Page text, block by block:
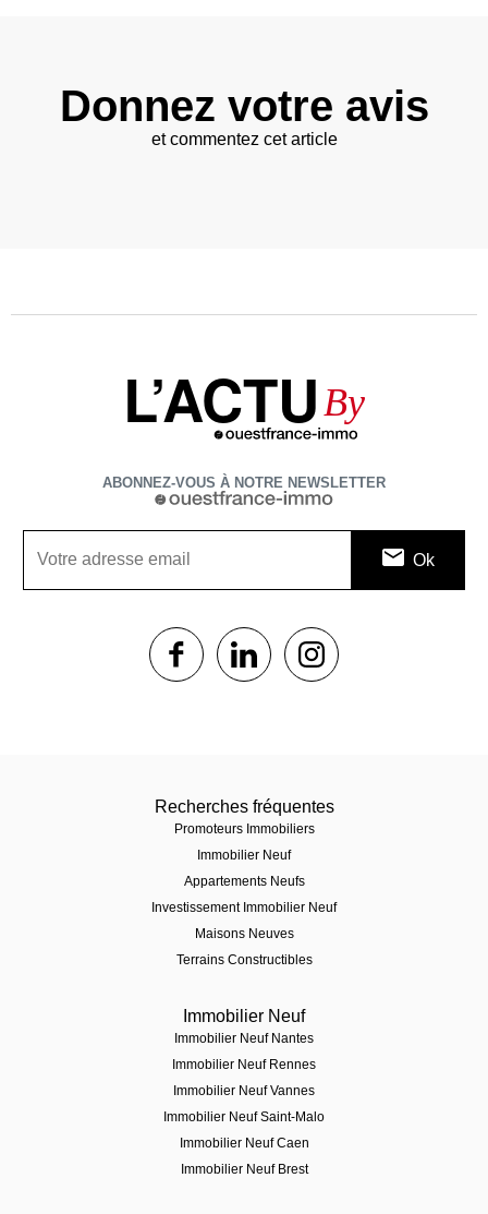
Donnez votre avis
et commentez cet article
L’ACTU By
ABONNEZ-VOUS À NOTRE NEWSLETTER
1$s 1$s
Recherches fréquentes
Promoteurs Immobiliers
Immobilier Neuf
Appartements Neufs
Investissement Immobilier Neuf
Maisons Neuves
Terrains Constructibles
Immobilier Neuf
Immobilier Neuf Nantes
Immobilier Neuf Rennes
Immobilier Neuf Vannes
Immobilier Neuf Saint-Malo
Immobilier Neuf Caen
Immobilier Neuf Brest